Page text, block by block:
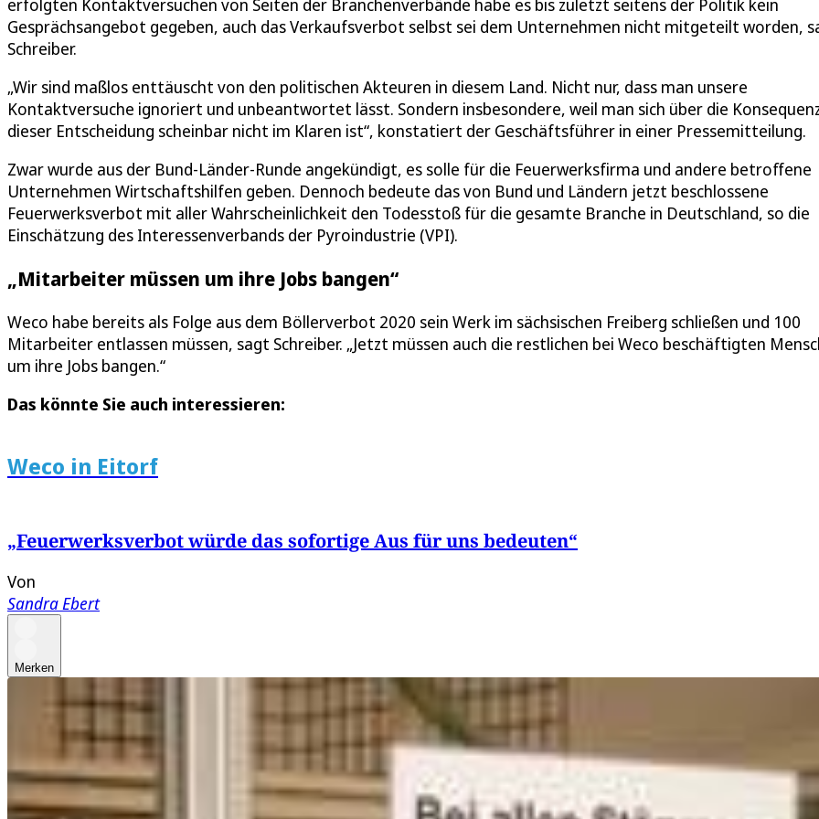
erfolgten Kontaktversuchen von Seiten der Branchenverbände habe es bis zuletzt seitens der Politik kein
Gesprächsangebot gegeben, auch das Verkaufsverbot selbst sei dem Unternehmen nicht mitgeteilt worden,
Schreiber.
„Wir sind maßlos enttäuscht von den politischen Akteuren in diesem Land. Nicht nur, dass man unsere
Kontaktversuche ignoriert und unbeantwortet lässt. Sondern insbesondere, weil man sich über die
dieser Entscheidung scheinbar nicht im Klaren ist“, konstatiert der Geschäftsführer in einer Pressemitteilung.
Zwar wurde aus der Bund-Länder-Runde angekündigt, es solle für die Feuerwerksfirma und andere betroffene
Unternehmen Wirtschaftshilfen geben. Dennoch bedeute das von Bund und Ländern jetzt beschlossene
Feuerwerksverbot mit aller Wahrscheinlichkeit den Todesstoß für die gesamte Branche in Deutschland, so die
Einschätzung des Interessenverbands der Pyroindustrie (VPI).
„Mitarbeiter müssen um ihre Jobs bangen“
Weco habe bereits als Folge aus dem Böllerverbot 2020 sein Werk im sächsischen Freiberg schließen und 100
Mitarbeiter entlassen müssen, sagt Schreiber. „Jetzt müssen auch die restlichen bei Weco beschäftigten
um ihre Jobs bangen.“
Das könnte Sie auch interessieren:
Weco in Eitorf
„Feuerwerksverbot würde das sofortige Aus für uns bedeuten“
Von
Sandra Ebert
Merken